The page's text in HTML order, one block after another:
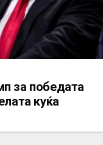
за победата
куќа